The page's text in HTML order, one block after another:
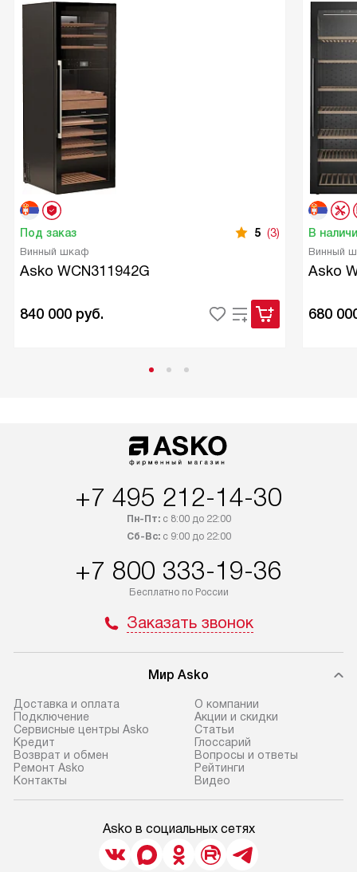
Под заказ 5 (3)
Винный шкаф
Asko WCN311942G
840 000 руб.
В
Винный
Asko
680
+7 495 212-14-30
Пн-Пт:с 8:00 до 22:00
Сб-Вс:с 9:00 до 22:00
+7 800 333-19-36
Бесплатно по России
Заказать звонок
Мир Asko
Доставка и оплата
Подключение
Сервисные центры Asko
Кредит
Возврат и обмен
Ремонт Asko
Контакты
О компании
Акции и скидки
Статьи
Глоссарий
Вопросы и ответы
Рейтинги
Видео
Asko в социальных сетях